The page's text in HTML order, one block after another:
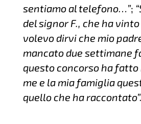
sentiamo al telefono…”;
del signor F., che ha
volevo dirvi che mio
mancato due settimane
questo concorso ha fatto
me e la mia famiglia
quello che ha